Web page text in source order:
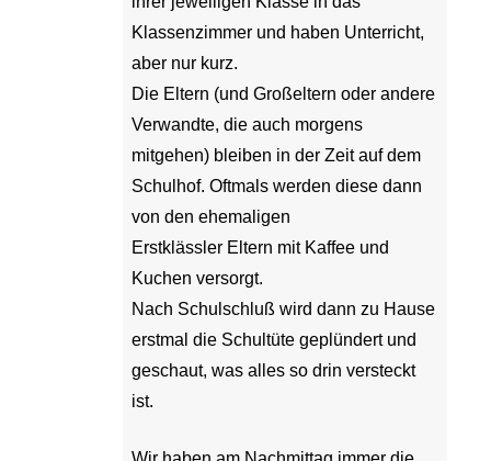
Klassenzimmer und haben Unterricht,
aber nur kurz.
Die Eltern (und Großeltern oder andere
Verwandte, die auch morgens
mitgehen) bleiben in der Zeit auf dem
Schulhof. Oftmals werden diese dann
von den ehemaligen
Erstklässler Eltern mit Kaffee und
Kuchen versorgt.
Nach Schulschluß wird dann zu Hause
erstmal die Schultüte geplündert und
geschaut, was alles so drin versteckt
ist.